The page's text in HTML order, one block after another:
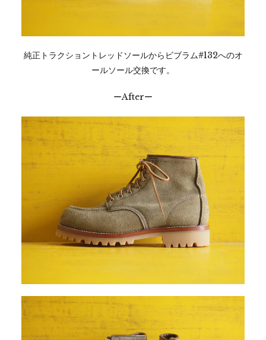
純正トラクショントレッドソールからビブラム#132へのオ
ールソール交換です。
ーAfterー